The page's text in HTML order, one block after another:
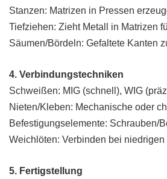
Stanzen: Matrizen in Pressen
Tiefziehen: Zieht Metall in Matrizen
Säumen/Bördeln: Gefaltete Kanten
4. Verbindungstechniken
Schweißen: MIG (schnell), WIG
Nieten/Kleben: Mechanische oder
Befestigungselemente: Schrauben/
Weichlöten: Verbinden bei niedrigen
5. Fertigstellung